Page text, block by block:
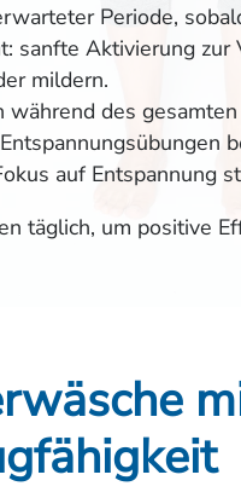
Periode,
sanfte Aktivierung
mildern.
während des
auf Entspannung
täglich, um positive